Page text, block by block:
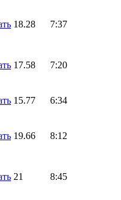
18.28 7:37
17.58 7:20
15.77 6:34
19.66 8:12
21 8:45